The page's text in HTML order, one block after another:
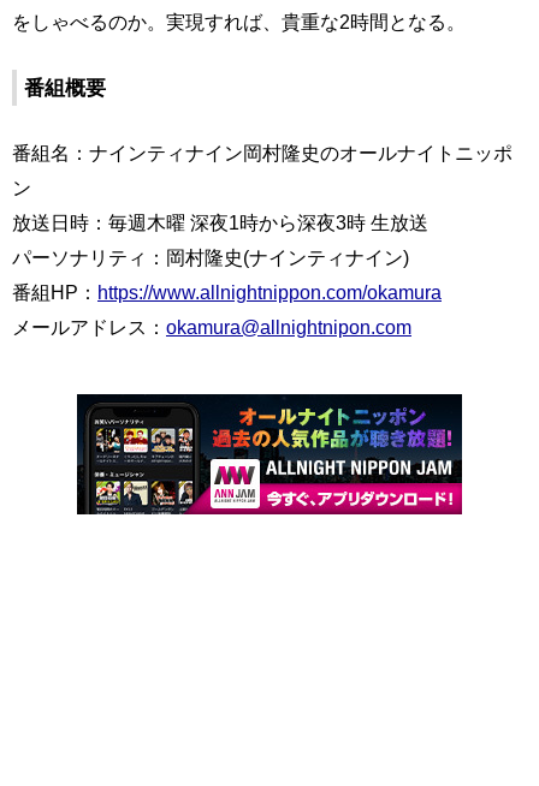
をしゃべるのか。実現すれば、貴重な2時間となる。
番組概要
番組名：ナインティナイン岡村隆史のオールナイトニッポ
ン
放送日時：毎週木曜 深夜1時から深夜3時 生放送
パーソナリティ：岡村隆史(ナインティナイン)
番組HP： https://www.allnightnippon.com/okamura
メールアドレス： okamura@allnightnipon.com